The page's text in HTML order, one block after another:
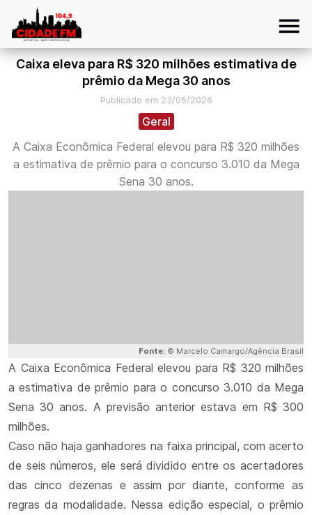
Caixa eleva para R$ 320 milhões estimativa de
prêmio da Mega 30 anos
Publicado em 23/05/2026
Geral
A Caixa Econômica Federal elevou para R$ 320 milhões
a estimativa de prêmio para o concurso 3.010 da Mega
Sena 30 anos.
Fonte: © Marcelo Camargo/Agência Brasil
A Caixa Econômica Federal elevou para R$ 320 milhões
a estimativa de prêmio para o concurso 3.010 da Mega
Sena 30 anos. A previsão anterior estava em R$ 300
milhões.
Caso não haja ganhadores na faixa principal, com acerto
de seis números, ele será dividido entre os acertadores
das cinco dezenas e assim por diante, conforme as
regras da modalidade. Nessa edição especial, o prêmio